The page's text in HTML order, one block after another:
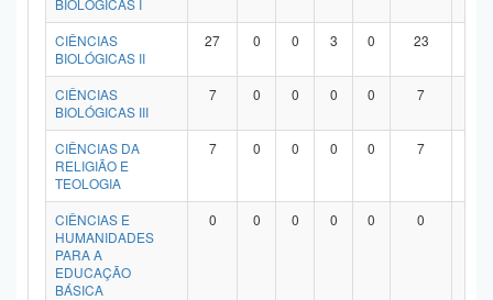
BIOLÓGICAS I
CIÊNCIAS
BIOLÓGICAS II
27 0 0 3 0 23
CIÊNCIAS
BIOLÓGICAS III
7 0 0 0 0 7
CIÊNCIAS DA
RELIGIÃO E
TEOLOGIA
7 0 0 0 0 7
CIÊNCIAS E
HUMANIDADES
PARA A
EDUCAÇÃO
BÁSICA
0 0 0 0 0 0